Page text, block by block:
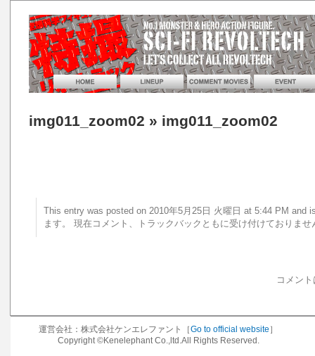
img011_zoom02 » img011_zoom02
This entry was posted on 2010年5月25日 火曜日 at 5:44 PM
ます。 現在コメント、トラックバックともに受け付けておりませ
コメン
運営会社：株式会社ケンエレファント［Go to official website ］
Copyright ©Kenelephant Co.,ltd.All Rights Reserved.